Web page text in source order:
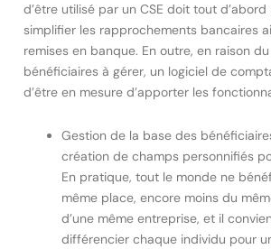
d’être utilisé par un CSE doit tout
simplifier les rapprochements bancaires
remises en banque. En outre, en raison
bénéficiaires à gérer, un logiciel de
d’être en mesure d’apporter les
Gestion de la base des
création de champs personnifiés
En pratique, tout le monde ne
même place, encore moins du
d’une même entreprise, et il
différencier chaque individu pour